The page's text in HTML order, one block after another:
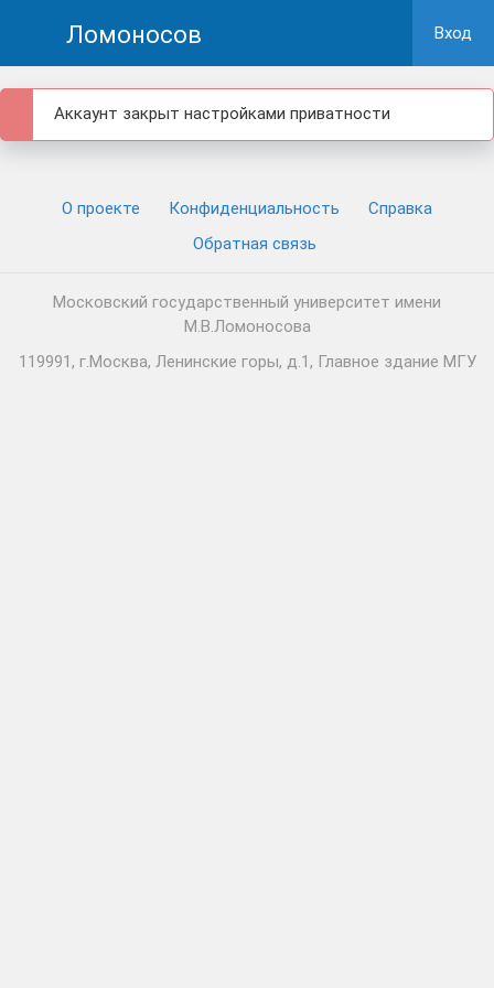
Ломоносов Вход
Аккаунт закрыт настройками приватности
О проекте Конфиденциальность
Cправка
Обратная связь
Московский государственный университет имени
М.В.Ломоносова
119991, г.Москва, Ленинские горы, д.1, Главное здание МГУ